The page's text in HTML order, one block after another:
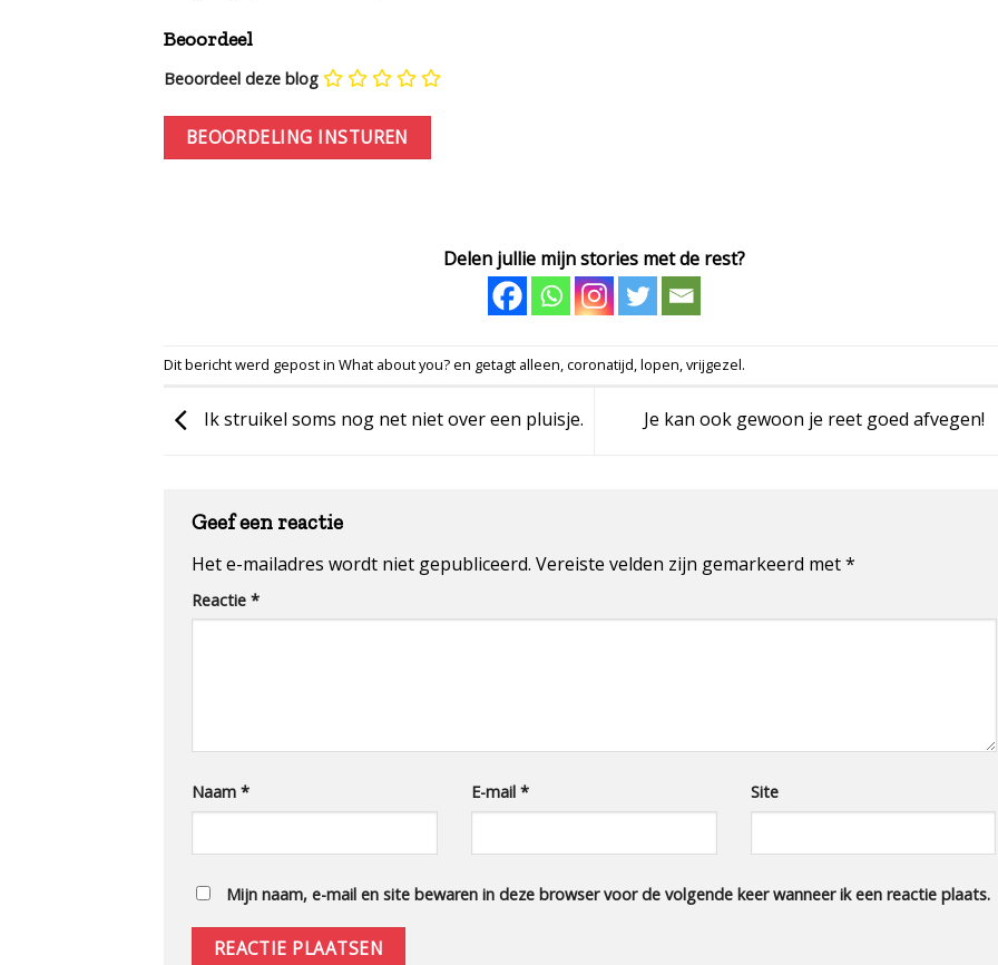
Beoordeel
Beoordeel deze blog
Delen jullie mijn stories met de rest?
Dit bericht werd gepost in What about you?en getagt alleen,coronatijd,lopen,vrijgezel.
Ik struikel soms nog net niet over een pluisje. Je kan ook gewoon je reet goed afvegen!
Geef een reactie
Het e-mailadres wordt niet gepubliceerd. Vereiste velden zijn gemarkeerd met*
Reactie *
Naam * E-mail * Site
Mijn naam, e-mail en site bewaren in deze browser voor de volgende keer wanneer ik een reactie plaats.